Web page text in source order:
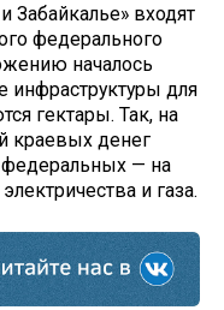
Забайкалье» входят
федерального
началось
инфраструктуры для
гектары. Так, на
краевых денег
федеральных — на
и газа.